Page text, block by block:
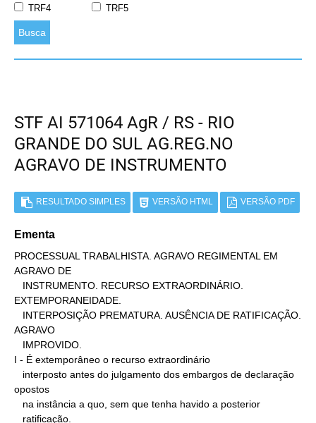
TRF4
TRF5
Busca
STF AI 571064 AgR / RS - RIO
GRANDE DO SUL AG.REG.NO
AGRAVO DE INSTRUMENTO
RESULTADO SIMPLES VERSÃO HTML VERSÃO PDF
Ementa
PROCESSUAL TRABALHISTA. AGRAVO REGIMENTAL EM
AGRAVO DE
EXTEMPORANEIDADE.
AGRAVO
I - É extemporâneo o recurso extraordinário
opostos